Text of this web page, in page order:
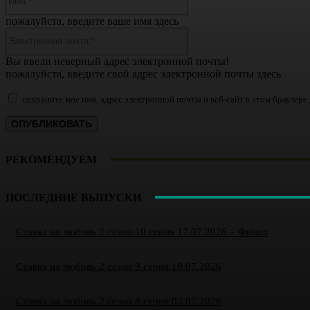
пожалуйста, введите ваше имя здесь
Вы ввели неверный адрес электронной почты!
пожалуйста, введите свой адрес электронной почты здесь
сохраните мое имя, адрес электронной почты и веб-сайт в этом
РЕКОМЕНДУЕМ
ПОСЛЕДНИЕ ВЫПУСКИ